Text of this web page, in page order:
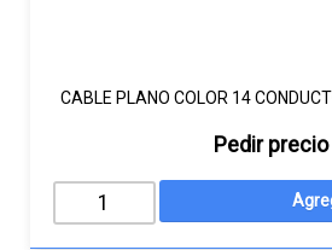
CABLE PLANO COLOR 14
Pedir precio